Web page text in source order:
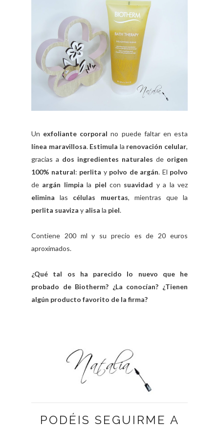
Un exfoliante corporalno puede faltar en esta
línea maravillosa. Estimula la renovación celular,
gracias a dos ingredientes naturales de origen
100% natural: perlita y polvo de argán. El polvo
de argán limpiala pielcon suavidad y a la vez
elimina las células muertas, mientras que la
perlita suaviza y alisa la piel.
Contiene 200 ml y su precio es de 20 euros
aproximados.
¿Qué tal os ha parecido lo nuevo que he
probado de Biotherm? ¿La conocían? ¿Tienen
algún producto favorito de la firma?
PODÉIS SEGUIRME A